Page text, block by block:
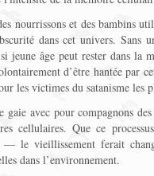
nourrissons et des bambins
dans cet univers. Sans
jeune âge peut rester dans la
d’être hantée par
les victimes du satanisme les
avec pour compagnons
cellulaires. Que ce
— le vieillissement ferait
dans l’environnement.